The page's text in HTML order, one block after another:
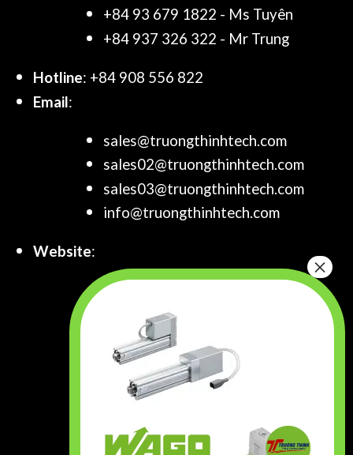
+84 93 679 1822 - Ms Tuyên
+84 937 326 322 - Mr Trung
Hotline: +84 908 556 822
Email:
sales@truongthinhtech.com
sales02@truongthinhtech.com
sales03@truongthinhtech.com
info@truongthinhtech.com
Website:
www.truongthinhtech.com
www.components.com.vn